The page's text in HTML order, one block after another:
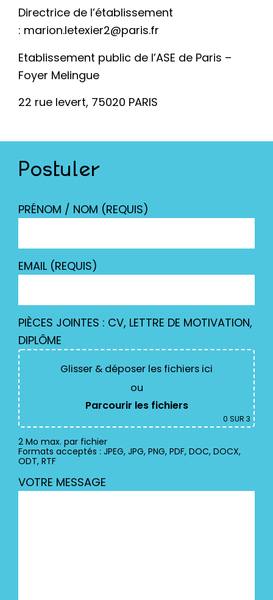
Directrice de l’établissement
: marion.letexier2@paris.fr
Etablissement public de l’ASE de Paris –
Foyer Melingue
22 rue levert, 75020 PARIS
Postuler
PRÉNOM / NOM (REQUIS)
EMAIL (REQUIS)
PIÈCES JOINTES : CV, LETTRE DE MOTIVATION,
DIPLÔME
Glisser & déposer les fichiers ici
ou
Parcourir les fichiers
0 SUR 3
2 Mo max. par fichier
Formats acceptés : JPEG, JPG, PNG, PDF, DOC, DOCX,
ODT, RTF
VOTRE MESSAGE